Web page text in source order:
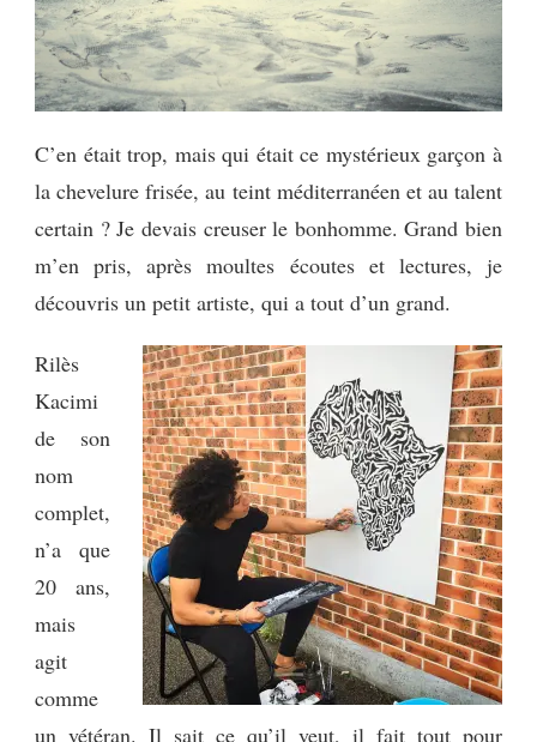
C’en était trop, mais qui était ce mystérieux garçon à
la chevelure frisée, au teint méditerranéen et au talent
certain ? Je devais creuser le bonhomme. Grand bien
m’en pris, après moultes écoutes et lectures, je
découvris un petit artiste, qui a tout d’un grand.
Rilès
Kacimi
de son
nom
complet,
n’a que
20 ans,
mais
agit
comme
un vétéran. Il sait ce qu’il veut, il fait tout pour